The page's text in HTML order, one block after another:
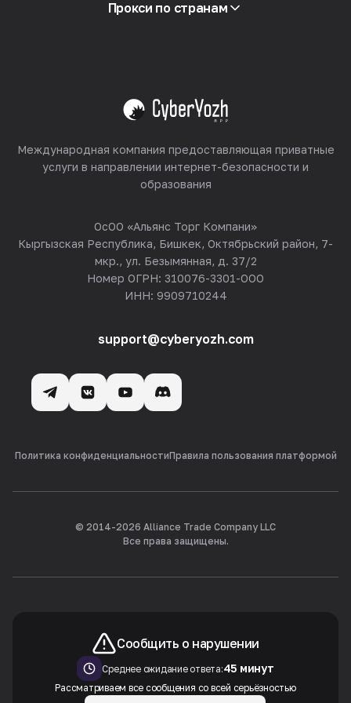
Реселлинг
Прокси по странам
Смотреть все
Международная компания предоставляющая приватные
услуги в направлении интернет-безопасности и
образования
ОсОО «Альянс Торг Компани»
Кыргызская Республика, Бишкек, Октябрьский район, 7-
мкр., ул. Безымянная, д. 37/2
Номер ОГРН: 310076-3301-ООО
ИНН: 9909710244
support@cyberyozh.com
Политика конфиденциальностиПравила пользования платформой
© 2014-2026 Alliance Trade Company LLC
Все права защищены.
Сообщить о нарушении
Среднее ожидание ответа:45 минут
Рассматриваем все сообщения со всей серьёзностью